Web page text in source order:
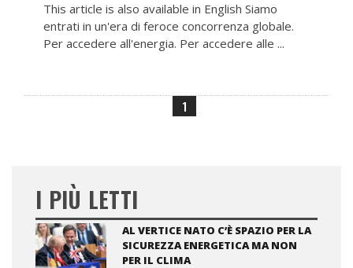
This article is also available in English Siamo
entrati in un'era di feroce concorrenza globale.
Per accedere all'energia. Per accedere alle ...
1
I PIÙ LETTI
AL VERTICE NATO C’È SPAZIO PER LA
SICUREZZA ENERGETICA MA NON
PER IL CLIMA